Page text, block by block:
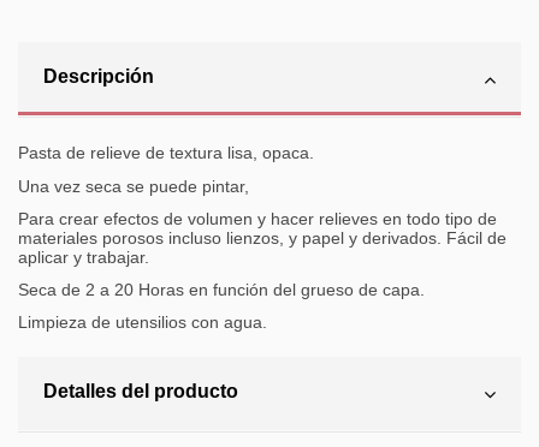
Descripción
Pasta de relieve de textura lisa, opaca.
Una vez seca se puede pintar,
Para crear efectos de volumen y hacer relieves en todo tipo de
materiales porosos incluso lienzos, y papel y derivados. Fácil de
aplicar y trabajar.
Seca de 2 a 20 Horas en función del grueso de capa.
Limpieza de utensilios con agua.
Detalles del producto